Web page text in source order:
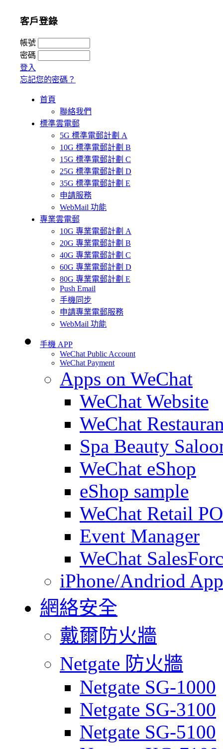
客戶登錄
帳號
密碼
登入
忘記您的密碼？
首頁
聯絡我們
標準雲電郵
5G 標準電郵計劃 A
10G 標準電郵計劃 B
15G 標準電郵計劃 C
25G 標準電郵計劃 D
35G 標準電郵計劃 E
申請服務
WebMail 功能
專業雲電郵
10G 專業電郵計劃 A
20G 專業電郵計劃 B
40G 專業電郵計劃 C
60G 專業電郵計劃 D
80G 專業電郵計劃 E
Push Email
手機同步
申請專業電郵服務
WebMail 功能
手機 APP
WeChat Public Account
WeChat Payment
Apps on WeChat
WeChat Website
WeChat
Spa Beauty
WeChat eShop
eShop sample
WeChat Retail
Event Manager
WeChat
iPhone/Andriod
網絡安全
戴爾防火牆
Netgate 防火牆
Netgate SG-1000
Netgate SG-3100
Netgate SG-5100